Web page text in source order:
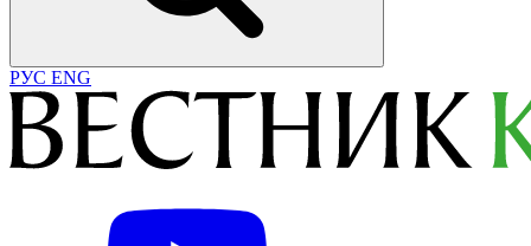
РУС ENG